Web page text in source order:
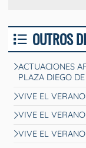
OUTROS
ACTUACIONES
PLAZA DIEGO
VIVE EL
VIVE EL
VIVE EL